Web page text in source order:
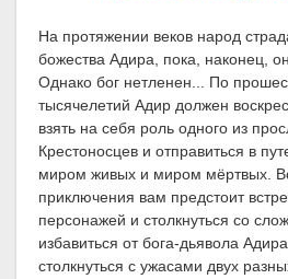
На протяжении веков народ
божества Адира, пока, наконец,
Однако бог нетленен... По
тысячелетий Адир должен
взять на себя роль одного из
Крестоносцев и отправиться в
миром живых и миром мёртвых.
приключения вам предстоит
персонажей и столкнуться со
избавиться от бога-дьявола
столкнуться с ужасами двух